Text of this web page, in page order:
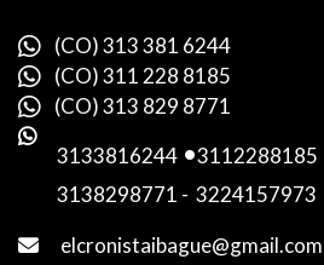
(CO) 313 381 6244
(CO) 311 228 8185
(CO) 313 829 8771
3133816244 -3112288185
3138298771 - 3224157973
elcronistaibague@gmail.com